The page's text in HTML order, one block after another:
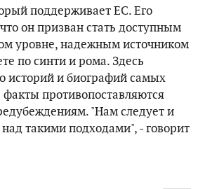
поддерживает ЕС. Его
он призван стать доступным
уровне, надежным источником
по синти и рома. Здесь
историй и биографий самых
факты противопоставляются
"Нам следует и
такими подходами", - говорит